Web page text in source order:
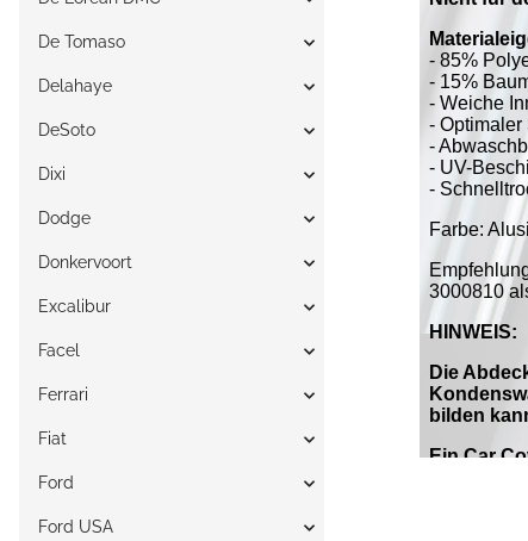
De Tomaso
Delahaye
DeSoto
Dixi
Dodge
Donkervoort
Excalibur
Facel
Ferrari
Fiat
Ford
Ford USA